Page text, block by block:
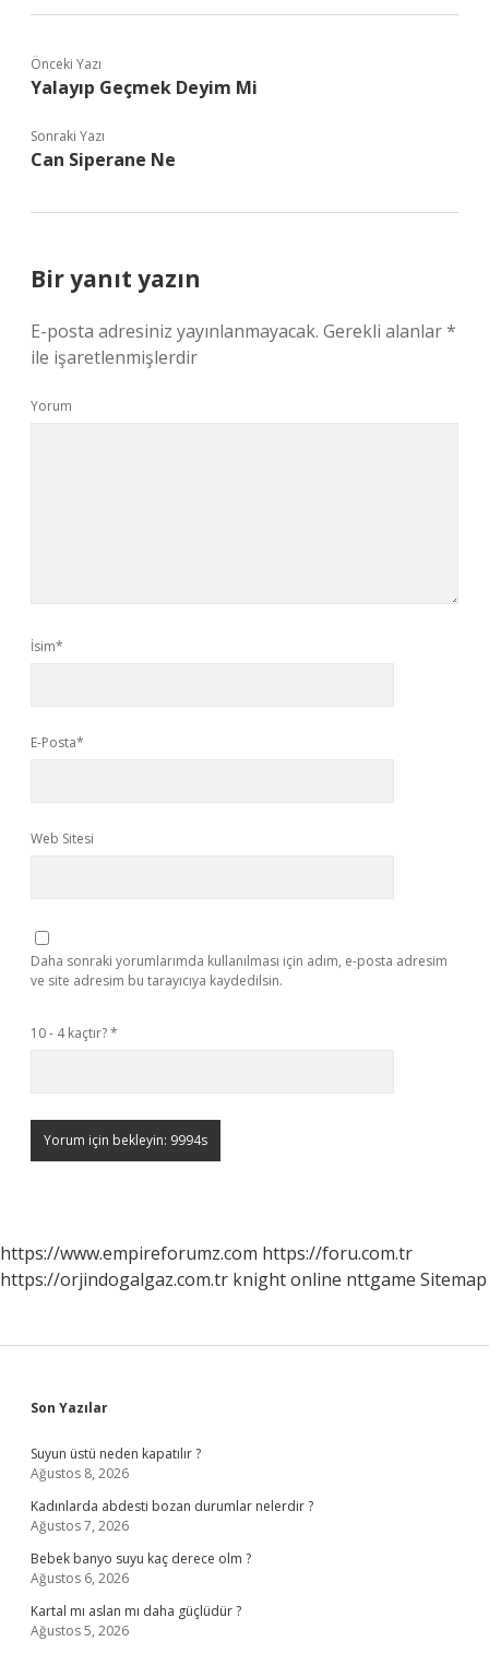
Önceki Yazı
Yalayıp Geçmek Deyim Mi
Sonraki Yazı
Can Siperane Ne
Bir yanıt yazın
E-posta adresiniz yayınlanmayacak. Gerekli alanlar*
ile işaretlenmişlerdir
Yorum
İsim*
E-Posta*
Web Sitesi
Daha sonraki yorumlarımda kullanılması için adım, e-posta adresim
ve site adresim bu tarayıcıya kaydedilsin.
10 - 4 kaçtır?*
https://www.empireforumz.com https://foru.com.tr
https://orjindogalgaz.com.tr knight online nttgame Sitemap
Sidebar
Son Yazılar
Suyun üstü neden kapatılır ?
Ağustos 8, 2026
Kadınlarda abdesti bozan durumlar nelerdir ?
Ağustos 7, 2026
Bebek banyo suyu kaç derece olm ?
Ağustos 6, 2026
Kartal mı aslan mı daha güçlüdür ?
Ağustos 5, 2026